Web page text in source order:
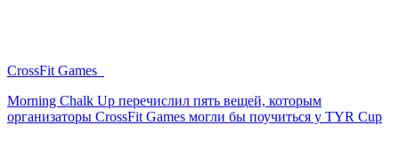
CrossFit Games
Morning Chalk Up перечислил пять вещей, которым
организаторы CrossFit Games могли бы поучиться у TYR Cup